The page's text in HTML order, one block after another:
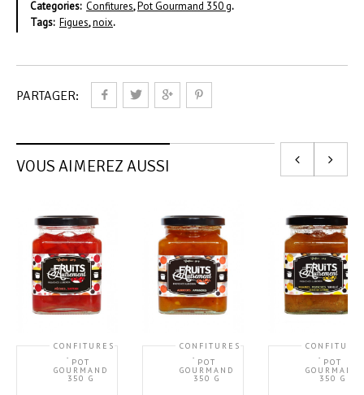
Categories: Confitures,Pot Gourmand 350 g.
Tags: Figues,noix.
PARTAGER:
VOUS AIMEREZ AUSSI
CONFITURES
,
POT
GOURMAND
350 G
CONFITURES
,
POT
GOURMAND
350 G
,
POT
GOURMAND
350 G